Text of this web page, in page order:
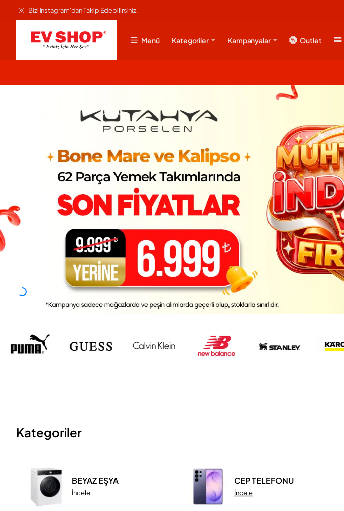
Evshop
Bizi Instagram'dan Takip Edebilirsiniz.
Menü Kategoriler Kampanyalar Outlet
Kategoriler
BEYAZ EŞYA
İncele
CEP TELEFONU
İncele